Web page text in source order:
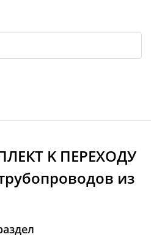
K ПЕРЕХОДУ
из